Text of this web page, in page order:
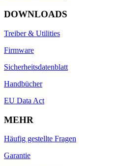
DOWNLOADS
Treiber & Utilities
Firmware
Sicherheitsdatenblatt
Handbücher
EU Data Act
MEHR
Häufig gestellte Fragen
Garantie